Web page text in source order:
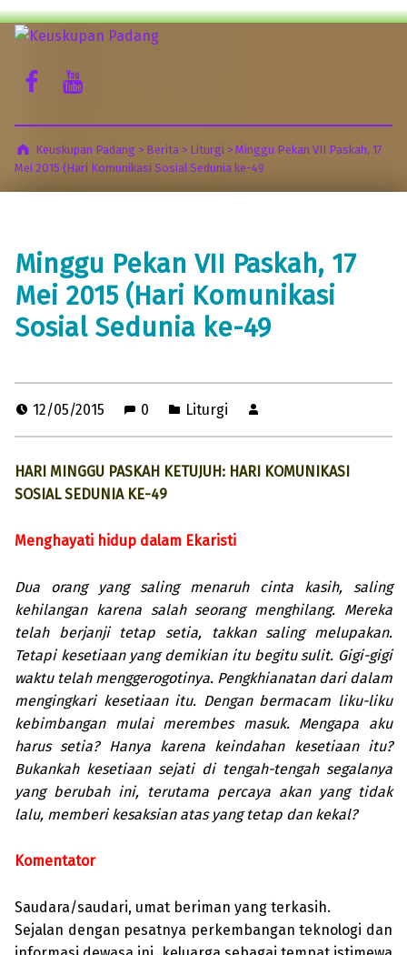
Keuskupan Padang
Keuskupan Padang > Berita> Liturgi > Minggu Pekan VII Paskah, 17
Mei 2015 (Hari Komunikasi Sosial Sedunia ke-49
Minggu Pekan VII Paskah, 17
Mei 2015 (Hari Komunikasi
Sosial Sedunia ke-49
12/05/2015 0 Liturgi
HARI MINGGU PASKAH KETUJUH: HARI KOMUNIKASI
SOSIAL SEDUNIA KE-49
Menghayati hidup dalam Ekaristi
Dua orang yang saling menaruh cinta kasih, saling
kehilangan karena salah seorang menghilang. Mereka
telah berjanji tetap setia, takkan saling melupakan.
Tetapi kesetiaan yang demikian itu begitu sulit. Gigi-gigi
waktu telah menggerogotinya. Pengkhianatan dari dalam
mengingkari kesetiaan itu. Dengan bermacam liku-liku
kebimbangan mulai merembes masuk. Mengapa aku
harus setia? Hanya karena keindahan kesetiaan itu?
Bukankah kesetiaan sejati di tengah-tengah segalanya
yang berubah ini, terutama percaya akan yang tidak
lalu, memberi kesaksian atas yang tetap dan kekal?
Komentator
Saudara/saudari, umat beriman yang terkasih.
Sejalan dengan pesatnya perkembangan teknologi dan